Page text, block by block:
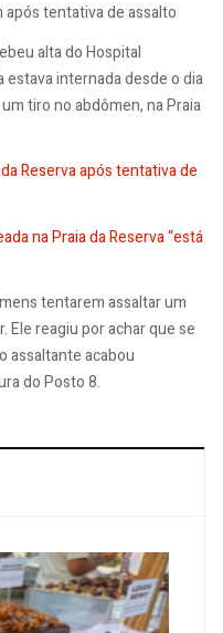
tentativa de assalto
alta do Hospital
estava internada desde o dia
tiro no abdômen, na Praia
Reserva após tentativa de
na Praia da Reserva “está
tentarem assaltar um
Ele reagiu por achar que se
assaltante acabou
do Posto 8.